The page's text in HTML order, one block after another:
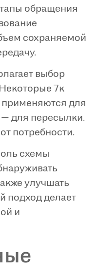
обращения
сохраняемой
выбор
7к
для
— для пересылки.
потребности.
схемы
улучшать
подход делает
и